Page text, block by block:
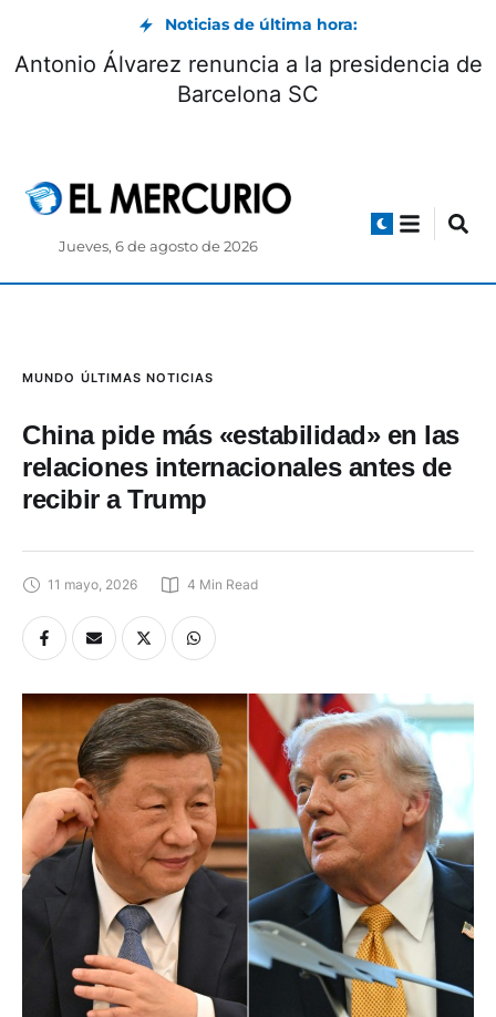
Noticias de última hora:
Antonio Álvarez renuncia a la presidencia de
Barcelona SC
Jueves, 6 de agosto de 2026
MUNDO ÚLTIMAS NOTICIAS
China pide más «estabilidad» en las
relaciones internacionales antes de
recibir a Trump
11 mayo, 2026 4 Min Read